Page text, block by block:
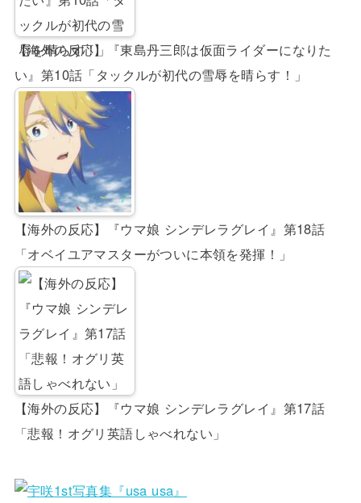
【海外の反応】『東島丹三郎は仮面ライダーになりた
い』第10話「タックルが初代の雪辱を晴らす！」
【海外の反応】『ウマ娘 シンデレラグレイ』第18話
「オベイユアマスターがついに本領を発揮！」
【海外の反応】『ウマ娘 シンデレラグレイ』第17話
「悲報！オグリ英語しゃべれない」